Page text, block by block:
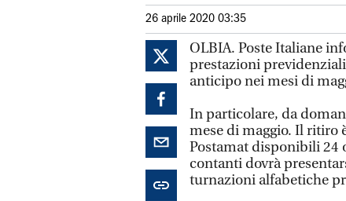
26 aprile 2020 03:35
OLBIA. Poste Italiane
prestazioni
anticipo nei mesi di
In particolare, da
mese di maggio. Il ritiro
Postamat disponibili 24
contanti dovrà
turnazioni alfabetiche